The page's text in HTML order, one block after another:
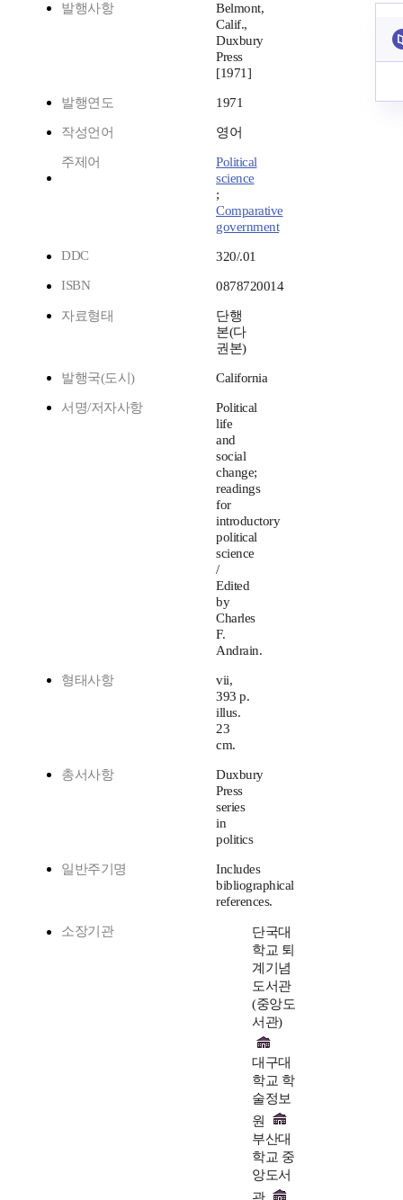
발행사항
Belmont,
Calif.,
Duxbury
Press
[1971]
발행연도 1971
작성언어 영어
주제어
Political
science
;
Comparative
government
DDC
320/.01
ISBN
0878720014
자료형태
단행
본(다
권본)
발행국(도시) California
서명/저자사항
Political
life
and
social
change;
readings
for
introductory
political
science
/
Edited
by
Charles
F.
Andrain.
형태사항
vii,
393 p.
illus.
23
cm.
총서사항
Duxbury
Press
series
in
politics
일반주기명
Includes
bibliographical
references.
소장기관
단국대
학교 퇴
계기념
도서관
(중앙도
서관)
대구대
학교 학
술정보
원
부산대
학교 중
앙도서